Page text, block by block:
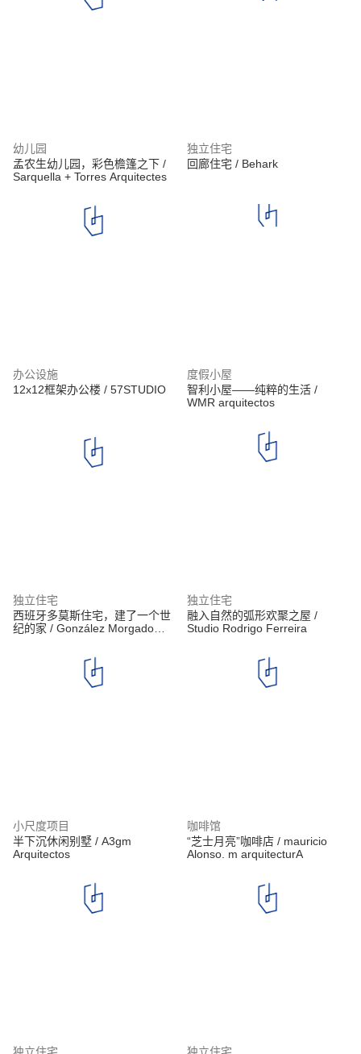
幼儿园
孟农生幼儿园，彩色檐篷之下 /
Sarquella + Torres Arquitectes
独立住宅
回廊住宅 / Behark
办公设施
12x12框架办公楼 / 57STUDIO
度假小屋
智利小屋——纯粹的生活 /
WMR arquitectos
独立住宅
西班牙多莫斯住宅，建了一个世
纪的家 / González Morgado
独立住宅
融入自然的弧形欢聚之屋 /
Studio Rodrigo Ferreira
小尺度项目
半下沉休闲别墅 / A3gm
Arquitectos
咖啡馆
“芝士月亮”咖啡店 / mauricio
Alonso. m arquitecturA